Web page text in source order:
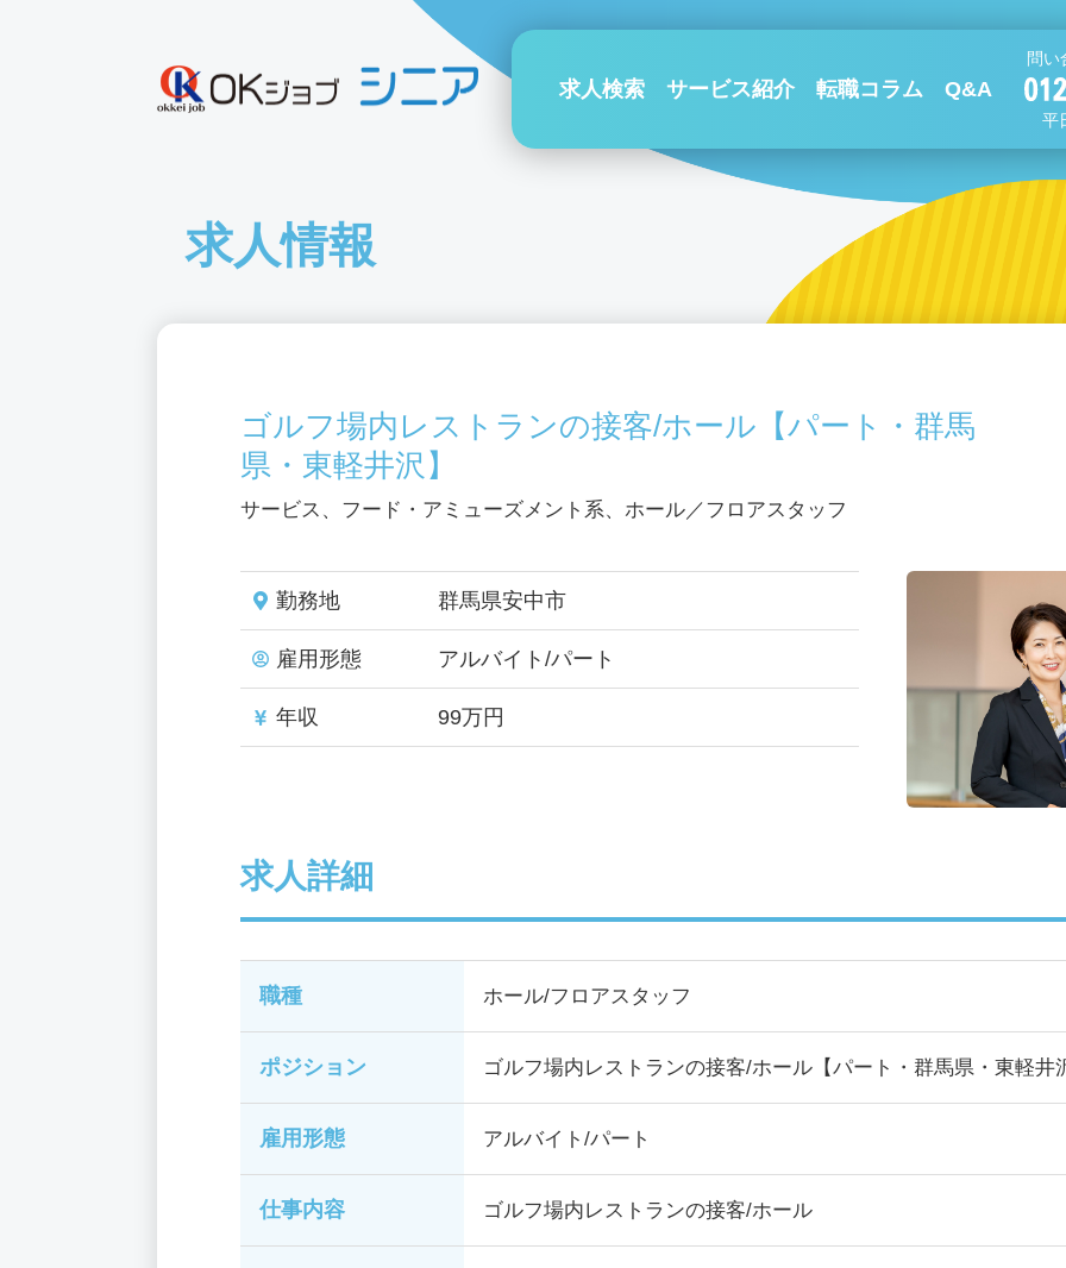
求人検索 サービス紹介 転職コラム Q&A
問い
平
求人情報
ゴルフ場内レストランの接客/ホール【パート・群馬
県・東軽井沢】
サービス、フード・アミューズメント系、ホール／フロアスタッフ
勤務地 群馬県安中市
雇用形態 アルバイト/パート
年収 99万円
求人詳細
職種 ホール/フロアスタッフ
ポジション ゴルフ場内レストランの接客/ホール【パート・群馬県・東軽井
雇用形態 アルバイト/パート
仕事内容 ゴルフ場内レストランの接客/ホール